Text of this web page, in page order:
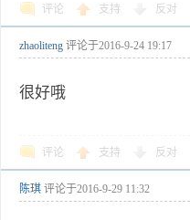
评论 支持 反对
zhaoliteng 评论于2016-9-24 19:17
很好哦
评论 支持 反对
陈琪 评论于2016-9-29 11:32